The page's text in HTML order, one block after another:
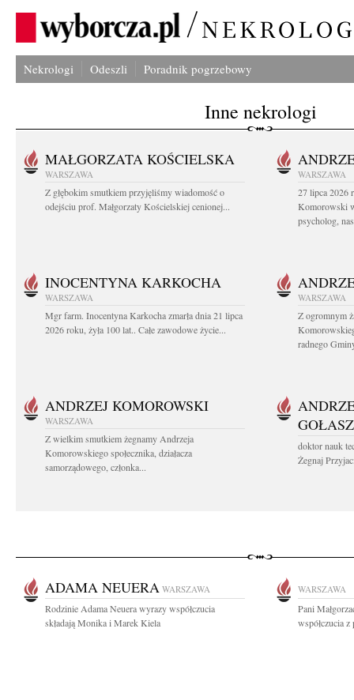
Nekrologi Odeszli Poradnik pogrzebowy
Inne nekrologi
MAŁGORZATA KOŚCIELSKA
WARSZAWA
Z głębokim smutkiem przyjęliśmy wiadomość o
odejściu prof. Małgorzaty Kościelskiej cenionej...
WARSZAWA
27 lipca 2026
Komorowski
psycholog,
INOCENTYNA KARKOCHA
WARSZAWA
Mgr farm. Inocentyna Karkocha zmarła dnia 21 lipca
2026 roku, żyła 100 lat.. Całe zawodowe życie...
WARSZAWA
Z ogromnym
radnego
ANDRZEJ KOMOROWSKI
WARSZAWA
Z wielkim smutkiem żegnamy Andrzeja
Komorowskiego społecznika, działacza
samorządowego, członka...
doktor nauk
Żegnaj
ADAMA NEUERA WARSZAWA
Rodzinie Adama Neuera wyrazy współczucia
składają Monika i Marek Kiela
WARSZAWA
Pani
współczucia